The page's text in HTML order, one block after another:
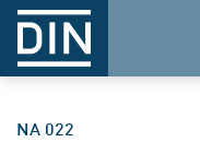
NA 022